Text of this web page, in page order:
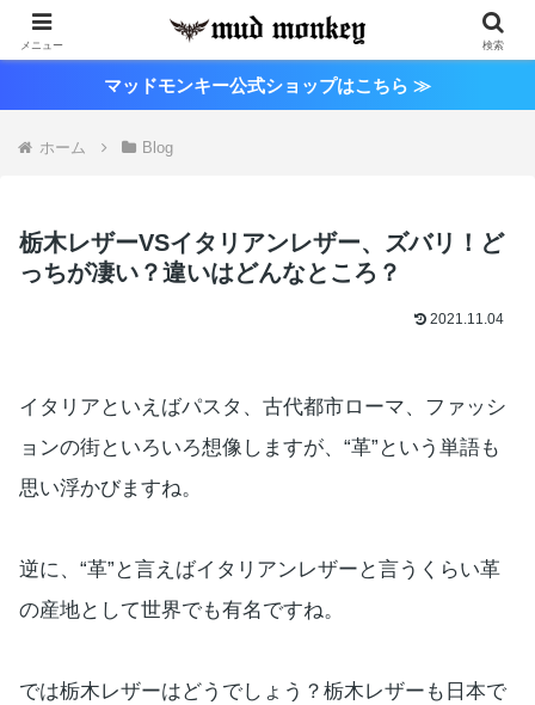
マッドモンキー公式ショップはこちら ≫
ホーム Blog
栃木レザーVSイタリアンレザー、ズバリ！ど
っちが凄い？違いはどんなところ？
2021.11.04
イタリアといえばパスタ、古代都市ローマ、ファッシ
ョンの街といろいろ想像しますが、“革”という単語も
思い浮かびますね。
逆に、“革”と言えばイタリアンレザーと言うくらい革
の産地として世界でも有名ですね。
では栃木レザーはどうでしょう？栃木レザーも日本で
メニュー 検索